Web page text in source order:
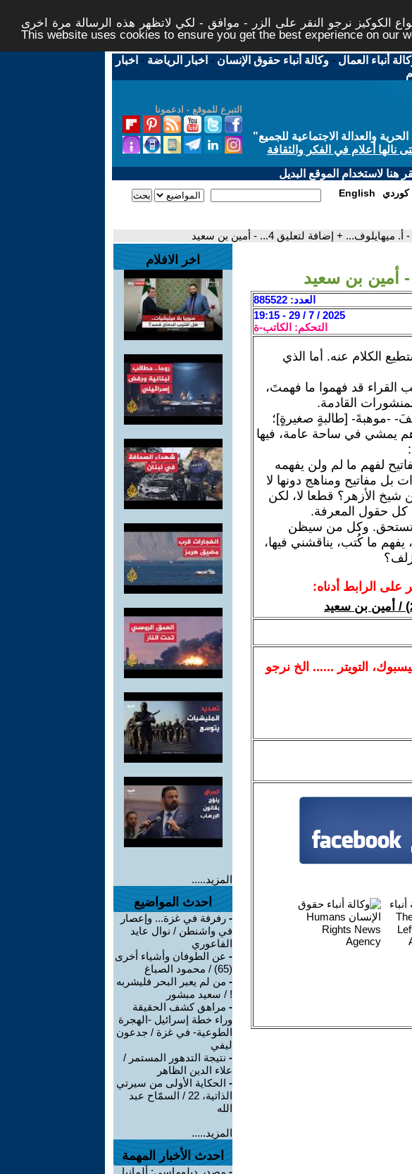
الكوكيز نرجو النقر على الزر - موافق - لكي لاتظهر هذه الرسالة مرة اخرى -
This website uses cookies to ensure you get the best experience on our
أنباء العمال -وكالة أنباء حقوق الإنسان - اخبار الرياضة - اخبار
التبرع للموقع - ادعمونا
والعدالة الاجتماعية للجميع"
نالها أعلام في الفكر والثقافة
هنا لاستخدام الموقع البديل
English كوردي
- أ. ميهايلوف... + إضافة لتعليق 4... - أمين بن سعيد
العدد: 885522
2025 / 7 / 29 - 19:15
التحكم: الكاتب-ة
الكلام عنه. أما الذي
قد فهموا ما فهمتَ،
القادمة.
-موهبةَ- [طالبةٍ صغيرةٍ]؛
يمشي في ساحة عامة، فيها
لفهم ما لم ولن يفهمه
بل مفاتيح ومناهج دونها لا
الأزهر؟ قطعا لا، لكن
كل حقول المعرفة.
تستحق. وكل من سيظن
يفهم ما كُتب، يناقشني فيها،
على الرابط أدناه:
، التويتر ...... الخ نرجو
اخر الافلام
المزيد.....
احدث المواضيع
- رفرفة في غزة... وإعصار
في واشنطن / نوال عايد
الفاعوري
- عن الطوفان وأشياء أخرى
(65) / محمود الصباغ
- من لم يعبر البحر فليشربه
! / سعيد مبشور
- مراهق كشف الحقيقة
وراء خطة إسرائيل -الهجرة
الطوعية- في غزة / جدعون
ليفي
- نتيجة التدهور المستمر /
علاء الدين الظاهر
- الحكاية الأولى من سيرتي
الذاتية، 22 / السمّاح عبد
الله
المزيد.....
احدث الأخبار المهمة
- مصدر دبلوماسي: ألمانيا